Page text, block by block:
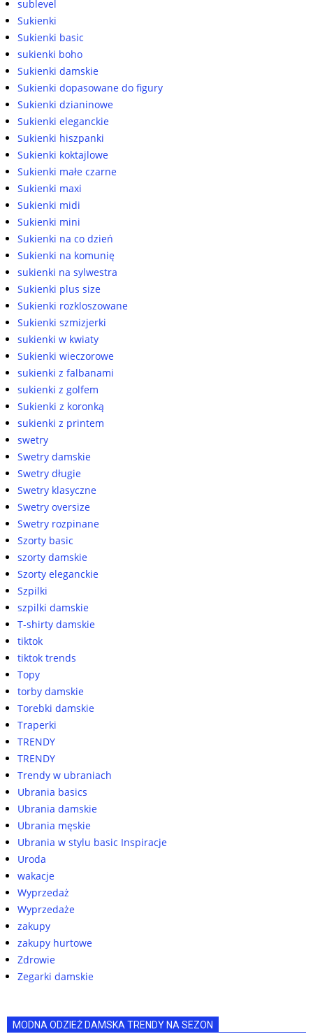
sublevel
Sukienki
Sukienki basic
sukienki boho
Sukienki damskie
Sukienki dopasowane do figury
Sukienki dzianinowe
Sukienki eleganckie
Sukienki hiszpanki
Sukienki koktajlowe
Sukienki małe czarne
Sukienki maxi
Sukienki midi
Sukienki mini
Sukienki na co dzień
Sukienki na komunię
sukienki na sylwestra
Sukienki plus size
Sukienki rozkloszowane
Sukienki szmizjerki
sukienki w kwiaty
Sukienki wieczorowe
sukienki z falbanami
sukienki z golfem
Sukienki z koronką
sukienki z printem
swetry
Swetry damskie
Swetry długie
Swetry klasyczne
Swetry oversize
Swetry rozpinane
Szorty basic
szorty damskie
Szorty eleganckie
Szpilki
szpilki damskie
T-shirty damskie
tiktok
tiktok trends
Topy
torby damskie
Torebki damskie
Traperki
TRENDY
TRENDY
Trendy w ubraniach
Ubrania basics
Ubrania damskie
Ubrania męskie
Ubrania w stylu basic Inspiracje
Uroda
wakacje
Wyprzedaż
Wyprzedaże
zakupy
zakupy hurtowe
Zdrowie
Zegarki damskie
MODNA ODZIEŻ DAMSKA TRENDY NA SEZON